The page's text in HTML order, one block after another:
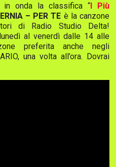
onda la classifica “I Più
ERNIA – PER TE è la canzone
di Radio Studio Delta!
al venerdì dalle 14 alle
preferita anche negli
una volta all’ora. Dovrai